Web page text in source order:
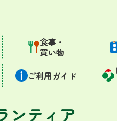
食事・
買い物
ご利用ガイド
ンティア